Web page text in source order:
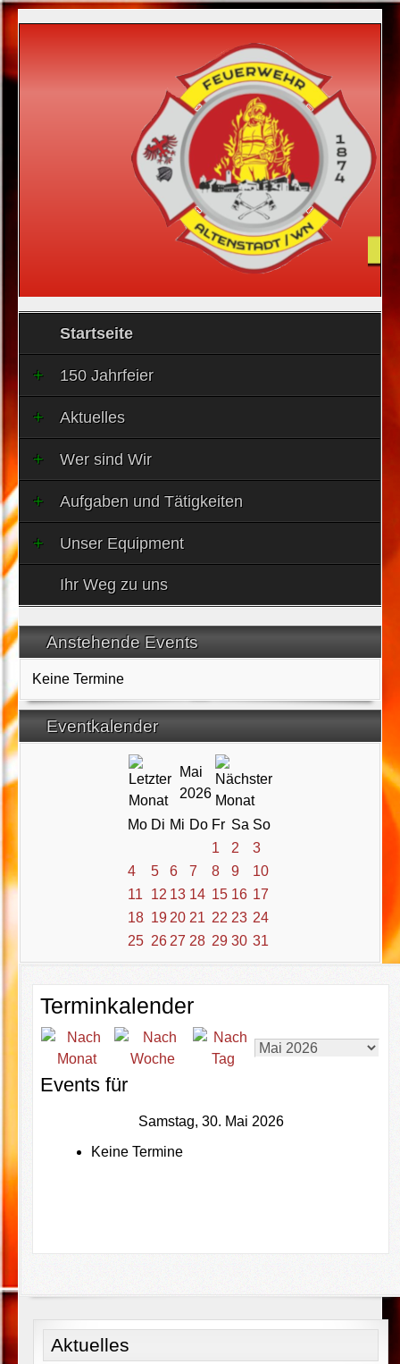
Startseite
150 Jahrfeier
Aktuelles
Wer sind Wir
Aufgaben und Tätigkeiten
Unser Equipment
Ihr Weg zu uns
Anstehende Events
Keine Termine
Eventkalender
Mai
2026
Mo Di Mi Do Fr Sa So
1
2
3
4
5 6 7 8 9
10
11
12 13 14 15 16 17
18 19 20 21 22 23 24
25 26 27 28 29 30 31
Terminkalender
Events für
Samstag, 30. Mai 2026
Keine Termine
Aktuelles